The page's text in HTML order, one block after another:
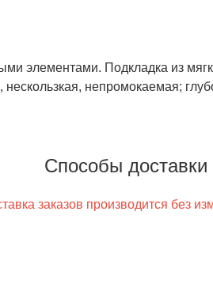
Подкладка из
непромокаемая;
Способы доставки
заказов производится без